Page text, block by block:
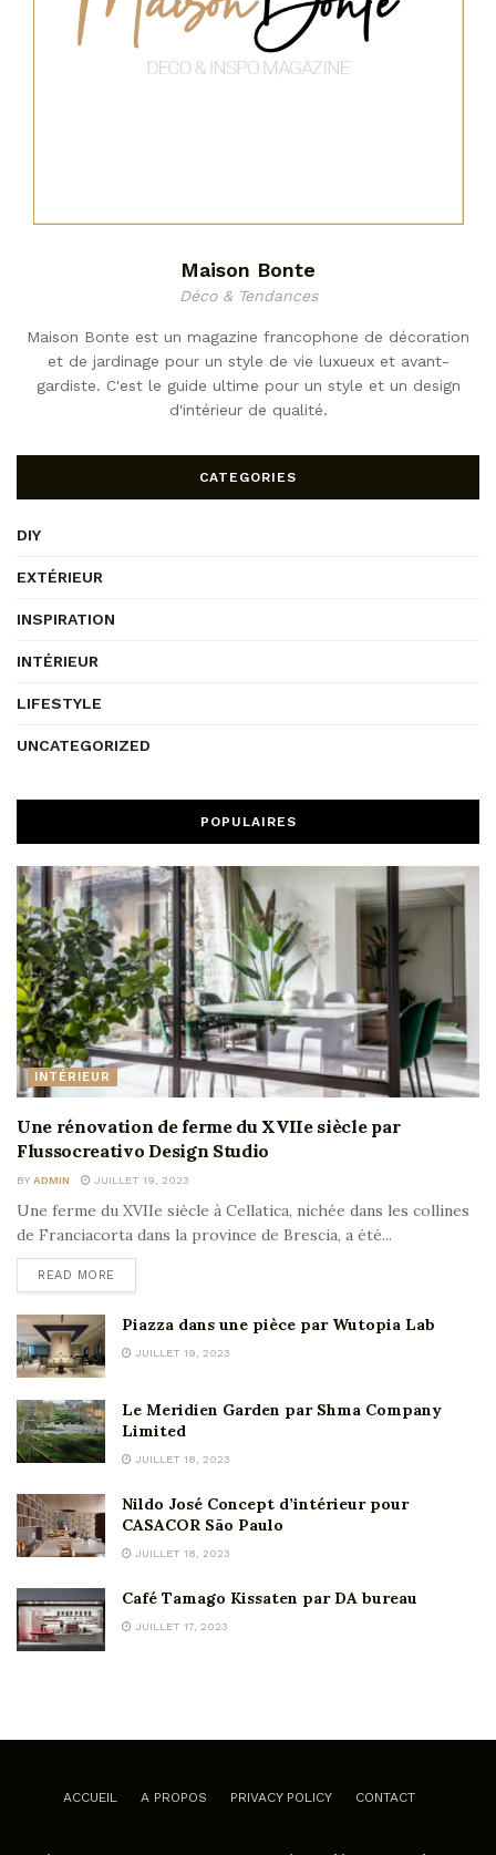
Maison Bonte
Déco & Tendances
Maison Bonte est un magazine francophone de décoration
et de jardinage pour un style de vie luxueux et avant-
gardiste. C'est le guide ultime pour un style et un design
d'intérieur de qualité.
CATEGORIES
DIY
EXTÉRIEUR
INSPIRATION
INTÉRIEUR
LIFESTYLE
UNCATEGORIZED
POPULAIRES
INTÉRIEUR
Une rénovation de ferme du XVIIe siècle par
Flussocreativo Design Studio
BY ADMIN JUILLET 19, 2023
Une ferme du XVIIe siècle à Cellatica, nichée dans les collines
de Franciacorta dans la province de Brescia, a été...
READ MORE
Piazza dans une pièce par Wutopia Lab
JUILLET 19, 2023
Le Meridien Garden par Shma Company
Limited
JUILLET 18, 2023
Nildo José Concept d’intérieur pour
CASACOR São Paulo
JUILLET 18, 2023
Café Tamago Kissaten par DA bureau
JUILLET 17, 2023
ACCUEIL A PROPOS PRIVACY POLICY CONTACT